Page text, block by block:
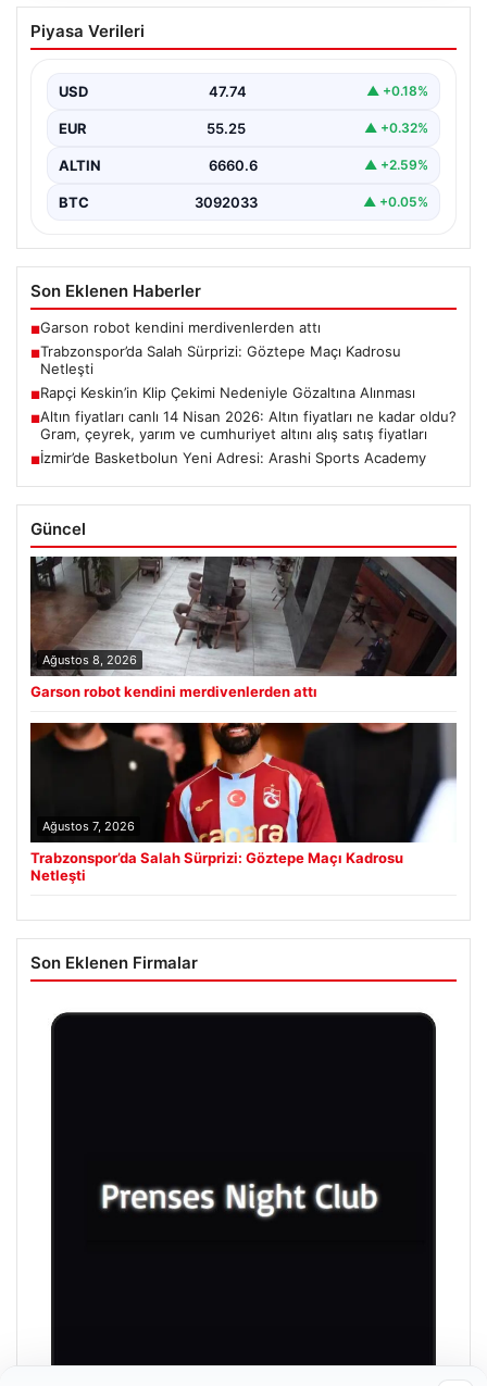
Trabzonspor’da Salah Sürprizi: Göztepe
Maçı Kadrosu Netleşti
sahaya çıkacak oyuncuları açıkladı. Bu önemli mücadele,
uzun…
Piyasa Verileri
USD 47.74 ▲ +0.18%
EUR 55.25 ▲ +0.32%
ALTIN 6660.6 ▲ +2.59%
BTC 3092033 ▲ +0.05%
Son Eklenen Haberler
■Garson robot kendini merdivenlerden attı
■Trabzonspor’da Salah Sürprizi: Göztepe Maçı Kadrosu
Netleşti
■Rapçi Keskin’in Klip Çekimi Nedeniyle Gözaltına Alınması
■Altın fiyatları canlı 14 Nisan 2026: Altın fiyatları ne kadar oldu?
Gram, çeyrek, yarım ve cumhuriyet altını alış satış fiyatları
■İzmir’de Basketbolun Yeni Adresi: Arashi Sports Academy
Güncel
Ağustos 8, 2026
Garson robot kendini merdivenlerden attı
Ağustos 7, 2026
Trabzonspor’da Salah Sürprizi: Göztepe Maçı Kadrosu
Netleşti
Son Eklenen Firmalar